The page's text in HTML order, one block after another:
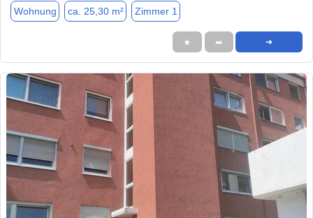
Wohnung ca. 25,30 m² Zimmer 1
★ ➦ ➜